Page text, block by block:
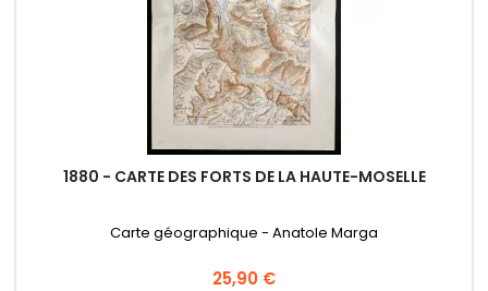
1880 - CARTE DES FORTS DE LA HAUTE-MOSELLE
Carte géographique - Anatole Marga
Prix
25,90 €